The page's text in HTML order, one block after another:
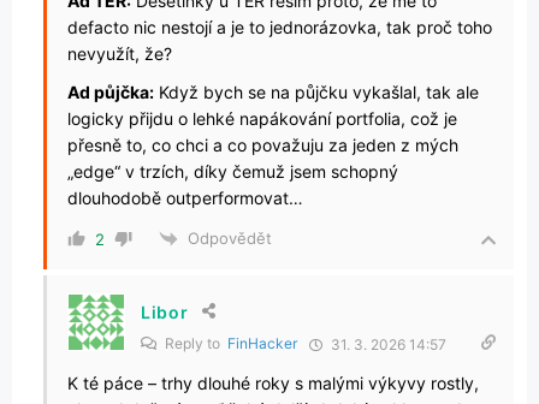
defacto nic nestojí a je to jednorázovka, tak proč toho
nevyužít, že?
Ad půjčka: Když bych se na půjčku vykašlal, tak ale
logicky přijdu o lehké napákování portfolia, což je
přesně to, co chci a co považuju za jeden z mých
„edge“ v trzích, díky čemuž jsem schopný
dlouhodobě outperformovat…
2 Odpovědět
Libor
Reply to FinHacker 31. 3. 2026 14:57
K té páce – trhy dlouhé roky s malými výkyvy rostly,